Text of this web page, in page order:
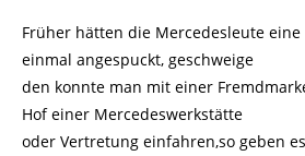
Früher hätten die Mercedesleute
einmal angespuckt, geschweige
den konnte man mit einer
Hof einer Mercedeswerkstätte
oder Vertretung einfahren,so geben